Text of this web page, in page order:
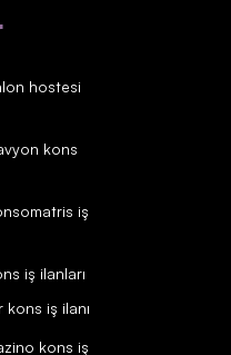
hostesi
kons
iş
iş ilanları
iş ilanı
kons iş